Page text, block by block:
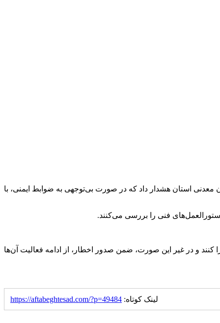
معدنی استان هشدار داد که در صورت بی‌توجهی به ضوابط ایمنی، با
فنی را بررسی می‌کنند.
و در غیر این صورت، ضمن صدور اخطار، از ادامه فعالیت آن‌ها
لینک کوتاه: https://aftabeghtesad.com/?p=49484